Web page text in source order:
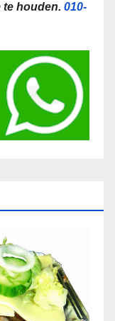
houden. 010-